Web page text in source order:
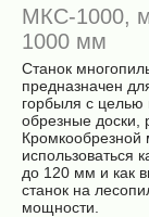
МКС-1000,
1000 мм
Станок
предназначен
горбыля с целью
обрезные доски,
использоваться
до 120 мм и как
станок на
мощности.